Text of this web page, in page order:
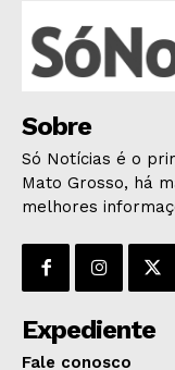
HOME
POLÍTICA
POLÍCIA
ECONOMIA
OPINIÃO
GERAL
EDUCAÇÃO
Sobre
Só Notícias é o
Mato Grosso, há
melhores
Expediente
Fale conosco